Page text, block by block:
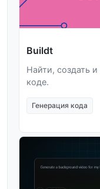
Buildt
Найти, создать
коде.
Генерация кода